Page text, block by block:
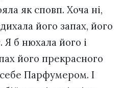
як сповп. Хоча ні,
його запах, його
б нюхала його і
його прекрасного
себе Парфумером. І